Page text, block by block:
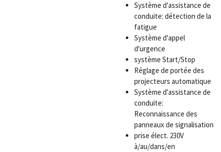
Système d'assistance de
conduite: détection de la
fatigue
Système d'appel
d'urgence
système Start/Stop
Réglage de portée des
projecteurs automatique
Système d'assistance de
conduite:
Reconnaissance des
panneaux de signalisation
prise élect. 230V
à/au/dans/en